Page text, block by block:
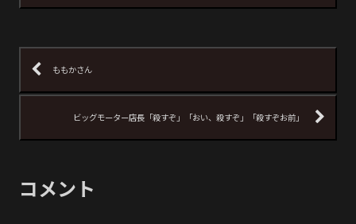
ももかさん
ビッグモーター店長「殺すぞ」「おい、殺すぞ」「殺すぞお前」
コメント